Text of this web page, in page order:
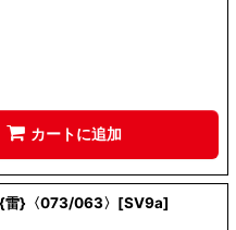
カートに追加
雷}〈073/063〉[SV9a]